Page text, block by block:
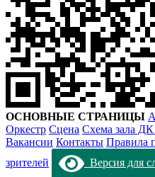
ОСНОВНЫЕ СТРАНИЦЫ
Оркестр Сцена Схема зала
Вакансии Контакты Правила
зрителей
Версия для